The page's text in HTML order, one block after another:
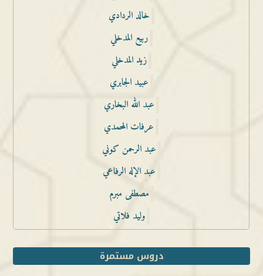
خالد الردادي
ربيع المدخلي
زيد المدخلي
عبيد الجابري
عبد الله البخاري
عرفات المحمدي
عبد الرحمن كوني
عبد الإله الرفاعي
مصطفى مبرم
وليد فلاتي
دروس مستمرة